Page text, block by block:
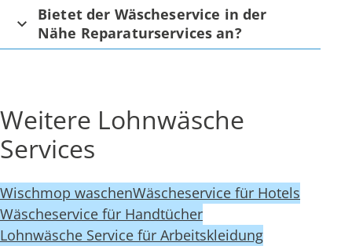
Bietet der Wäscheservice in der
Nähe Reparaturservices an?
Weitere Lohnwäsche
Services
Wischmop waschenWäscheservice für Hotels
Wäscheservice für Handtücher
Lohnwäsche Service für Arbeitskleidung